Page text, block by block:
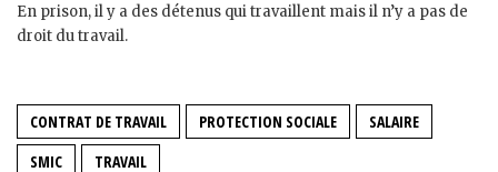
En prison, il y a des détenus qui travaillent mais il n’y a pas de
droit du travail.
CONTRAT DE TRAVAIL PROTECTION SOCIALE
SALAIRE
SMIC
TRAVAIL